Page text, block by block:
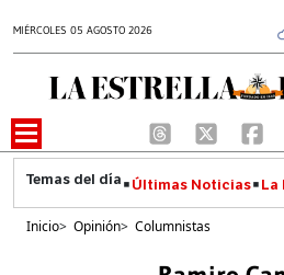
MIÉRCOLES 05 AGOSTO 2026
Últimas Noticias La
Inicio> Opinión> Columnistas